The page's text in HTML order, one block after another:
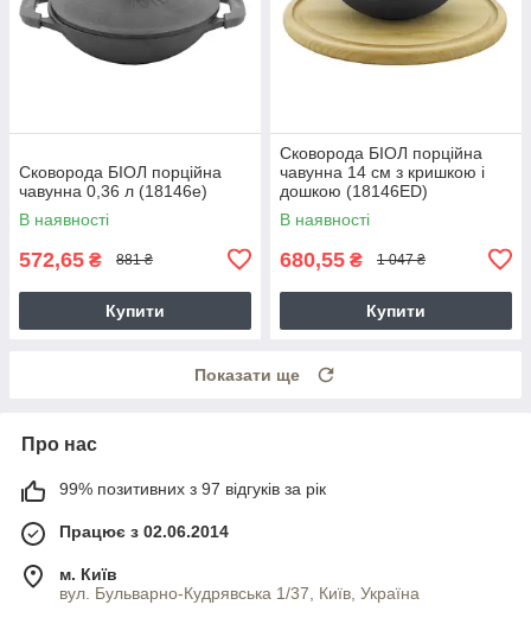
Сковорода БІОЛ порційна
чавунна 0,36 л (18146e)
В наявності
572,65 ₴ 881 ₴
Купити
Сковорода БІОЛ порційна
чавунна 14 см з кришкою і
дошкою (18146ED)
В наявності
680,55 ₴ 1 047 ₴
Купити
Показати ще
Про нас
99% позитивних з 97 відгуків за рік
Працює з 02.06.2014
м. Київ
вул. Бульварно-Кудрявська 1/37, Київ, Україна